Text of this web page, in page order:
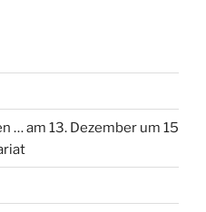
… am 13. Dezember um 15